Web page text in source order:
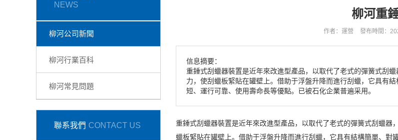
NEWS
柳河公司新聞
柳河行業百科
柳河常見問題
聯系我們 CONTACT US
柳河重
作者：運營 發布時間：
信息摘要：
重錘式刮蠟器裝置是近年來改進型產品，以取代了老式的彈簧式刮
力，使刮蠟板緊貼在罐壁上。借助于浮盤升降而進行刮蠟，它具有
短、運行可靠、使用壽命長等優點。已被石化企業普遍采用。
重錘式刮蠟器裝置是近年來改進型產品，以取代了老式的彈簧式刮蠟
蠟板緊貼在罐壁上。借助于浮盤升降而進行刮蠟，它具有結構簡單、